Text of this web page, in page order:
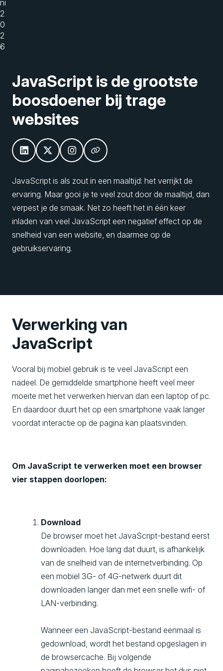
ni
2
0
2
6
JavaScript is de grootste
boosdoener bij trage
websites
JavaScript is als zout in een maaltijd: het verrijkt de
ervaring. Maar gooi je te veel zout door de maaltijd, dan
verpest je de smaak. Net zo heeft het in één keer
inladen van veel JavaScript een negatief effect op de
snelheid van een website, en daarmee op de
gebruikservaring.
Verwerking van
JavaScript
Vooral bij mobiel gebruik is te veel JavaScript een
nadeel. De gemiddelde smartphone heeft veel meer
moeite met het verwerken hiervan dan een laptop of pc.
En daardoor duurt het op een smartphone vaak langer
voordat interactie op de pagina kan plaatsvinden.
Om JavaScript te verwerken moet een browser
vier stappen doorlopen:
Download
De browser moet het JavaScript-bestand eerst
downloaden. Hoe lang dat duurt, is afhankelijk
van de snelheid van de internetverbinding. Op
een mobiel 3G- of 4G-netwerk duurt dit
downloaden langer dan met een snelle wifi- of
LAN-verbinding.
Wanneer een JavaScript-bestand eenmaal is
gedownload, wordt het bestand opgeslagen in
de browsercache. Bij volgende